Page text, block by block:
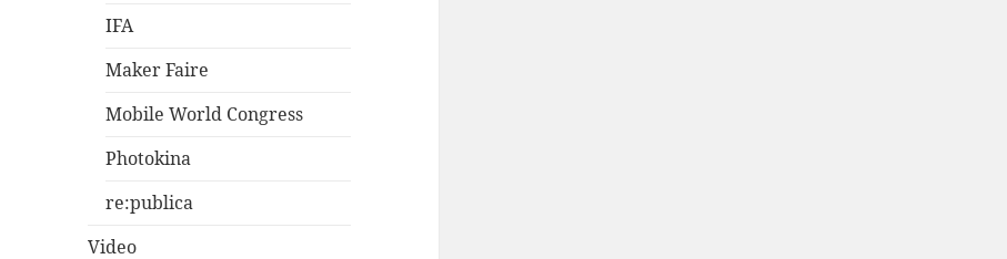
IFA
Maker Faire
Mobile World Congress
Photokina
re:publica
Video